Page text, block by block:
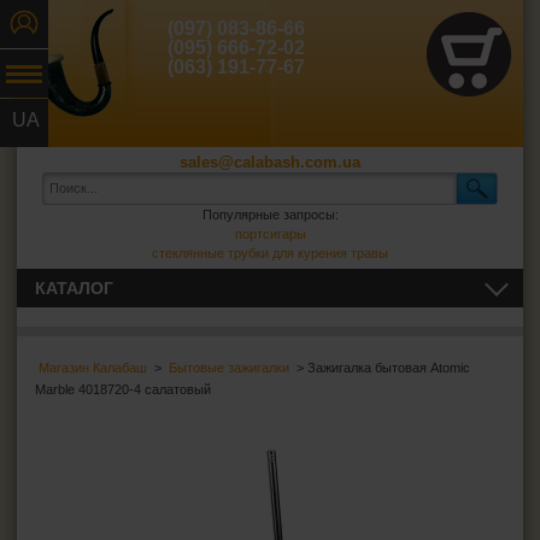
UA
(097) 083-86-66
(095) 666-72-02
(063) 191-77-67
sales@calabash.com.ua
Популярные запросы:
портсигары
стеклянные трубки для курения травы
Магазин Калабаш > Бытовые зажигалки > Зажигалка бытовая Atomic
Marble 4018720-4 салатовый
КАТАЛОГ
СИГАРЫ, СИГАРИЛЛЫ И ВСЁ ДЛЯ НИХ
ЗАЖИГАЛКИ